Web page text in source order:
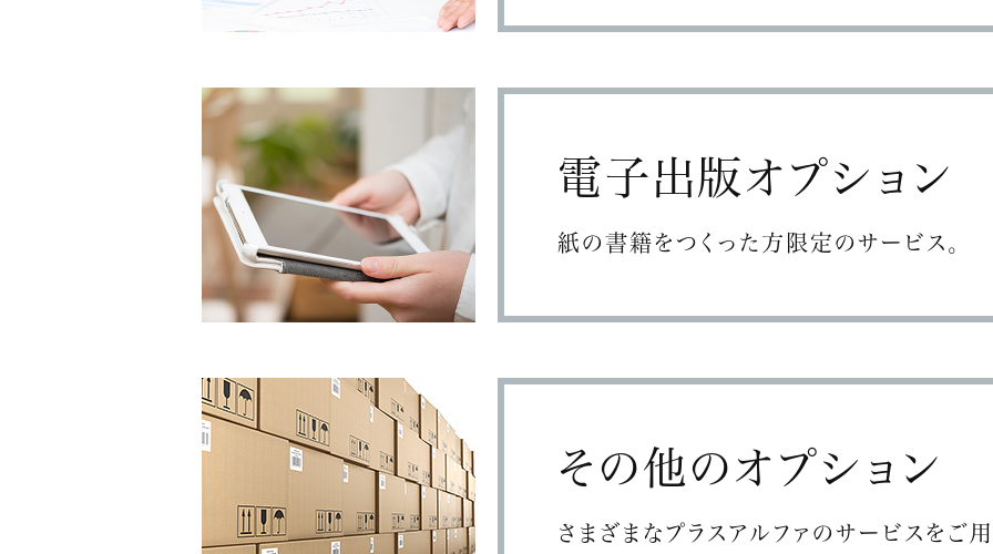
電子出版オプション
紙の書籍をつくった方限定のサービス。
その他のオプション
さまざまなプラスアルファのサービスをご